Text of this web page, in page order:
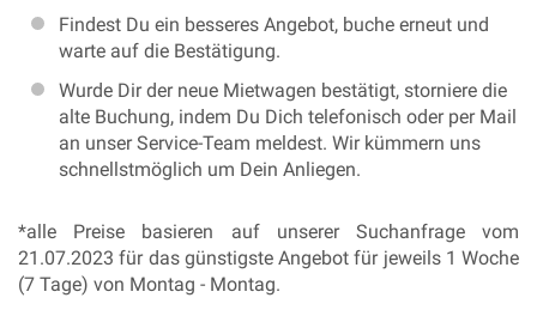
Findest Du ein besseres Angebot, buche erneut und
warte auf die Bestätigung.
Wurde Dir der neue Mietwagen bestätigt, storniere die
alte Buchung, indem Du Dich telefonisch oder per Mail
an unser Service-Team meldest. Wir kümmern uns
schnellstmöglich um Dein Anliegen.
*alle Preise basieren auf unserer Suchanfrage vom
21.07.2023 für das günstigste Angebot für jeweils 1 Woche
(7 Tage) von Montag - Montag.